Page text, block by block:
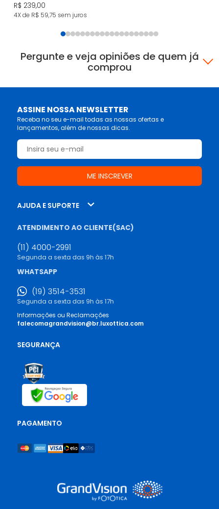
R$ 239,00
4X de R$ 59,75 sem juros
Pergunte e veja opiniões de quem já
comprou
ASSINE NOSSA NEWSLETTER
Receba no seu e-mail todas as nossas ofertas e
lançamentos, além de nossas dicas.
AJUDA E SUPORTE
ATENDIMENTO AO CLIENTE(SAC)
(11) 4000-2991
Segunda a sexta das 9h às 17h
WHATSAPP
(19) 3514-3531
Segunda a sexta das 9h às 17h
Informações ou Reclamações
falecomagrandvision@br.luxottica.com
SEGURANÇA
PAGAMENTO